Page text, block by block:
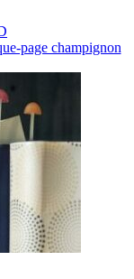
page champignon